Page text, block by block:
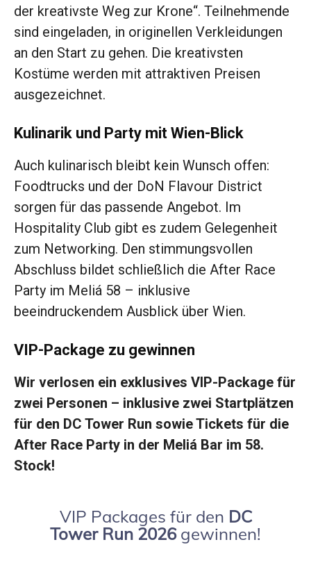
der kreativste Weg zur Krone“. Teilnehmende
sind eingeladen, in originellen Verkleidungen
an den Start zu gehen. Die kreativsten
Kostüme werden mit attraktiven Preisen
ausgezeichnet.
Kulinarik und Party mit Wien-Blick
Auch kulinarisch bleibt kein Wunsch offen:
Foodtrucks und der DoN Flavour District
sorgen für das passende Angebot. Im
Hospitality Club gibt es zudem Gelegenheit
zum Networking. Den stimmungsvollen
Abschluss bildet schließlich die After Race
Party im Meliá 58 – inklusive
beeindruckendem Ausblick über Wien.
VIP-Package zu gewinnen
Wir verlosen ein exklusives VIP-Package für
zwei Personen – inklusive zwei Startplätzen
für den DC Tower Run sowie Tickets für die
After Race Party in der Meliá Bar im 58.
Stock!